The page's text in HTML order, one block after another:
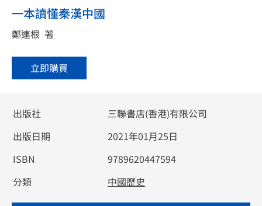
一本讀懂秦漢中國
鄭連根 著
立即購買
出版社
三聯書店(香港)有限公司
出版日期
2021年01月25日
ISBN
9789620447594
分類
中國歷史